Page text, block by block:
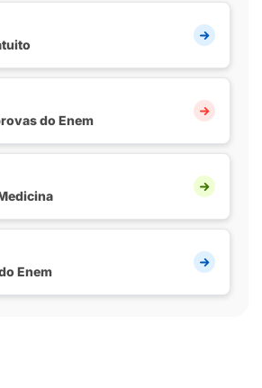
do Enem
Enem